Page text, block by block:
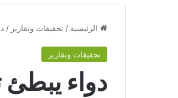
الرئيسية / تحقيقات وتقارير /
تحقيقات وتقارير
دواء